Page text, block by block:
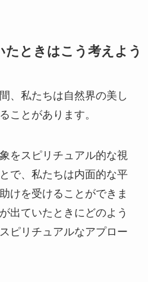
ときはこう考えよう
、私たちは自然界の美し
ことがあります。
をスピリチュアル的な視
で、私たちは内面的な平
けを受けることができま
出ていたときにどのよう
ピリチュアルなアプロー